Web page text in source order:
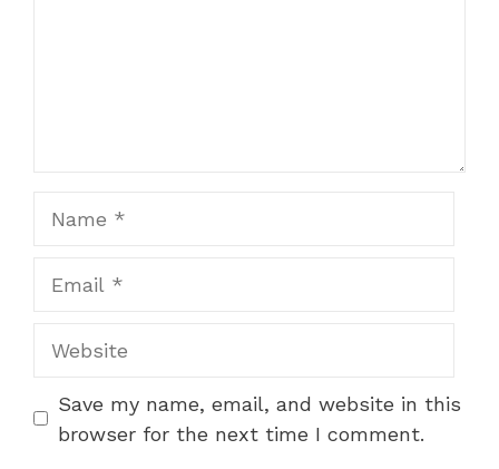
Save my name, email, and website in this
browser for the next time I comment.